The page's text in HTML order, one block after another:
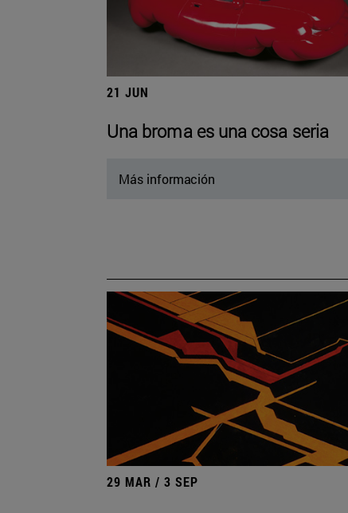
21 JUN
Una broma es una cosa seria
Más información
29 MAR / 3 SEP